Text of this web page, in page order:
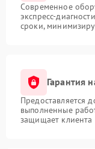
Современное
экспресс-
сроки,
Гарантия
Предоставляется
выполненные
защищает клиента